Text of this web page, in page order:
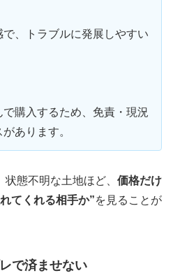
、トラブルに発展しやすい
購入するため、免責・現況
あります。
態不明な土地ほど、 価格だけ
てくれる相手か”を見ることが
で済ませない